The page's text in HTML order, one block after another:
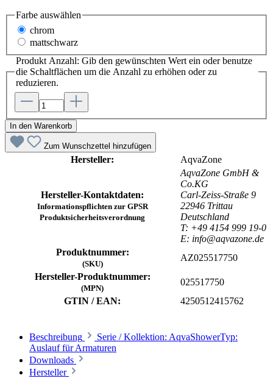
Farbe auswählen
chrom
mattschwarz
Produkt Anzahl: Gib den gewünschten Wert ein oder benutze
die Schaltflächen um die Anzahl zu erhöhen oder zu
reduzieren.
In den Warenkorb
Zum Wunschzettel hinzufügen
Hersteller: AqvaZone
Hersteller-Kontaktdaten:
Informationspflichten zur GPSR
Produktsicherheitsverordnung
AqvaZone GmbH &
Co.KG
Carl-Zeiss-Straße 9
22946 Trittau
Deutschland
T: +49 4154 999 19-0
E: info@aqvazone.de
Produktnummer:
(SKU)
AZ025517750
Hersteller-Produktnummer:
(MPN)
025517750
GTIN / EAN:
4250512415762
Beschreibung
Serie / Kollektion: AqvaShowerTyp:
Auslauf für Armaturen
Downloads
Hersteller